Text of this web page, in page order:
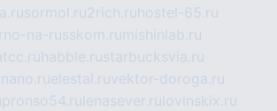
sormol.ru2rich.ru hostel-65.ru
na-russkom.ru mishinlab.ru
habble.rustarbucksvia.ru
elestal.ruvektor-doroga.ru
pronso54.ru lenasever.ru lovinskix.ru